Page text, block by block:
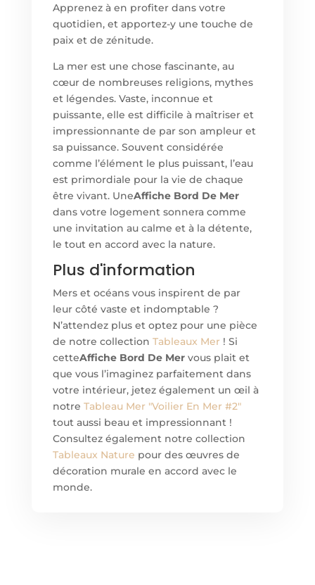
Apprenez à en profiter dans votre
quotidien, et apportez-y une touche de
paix et de zénitude.
La mer est une chose fascinante, au
cœur de nombreuses religions, mythes
et légendes. Vaste, inconnue et
puissante, elle est difficile à maîtriser et
impressionnante de par son ampleur et
sa puissance. Souvent considérée
comme l’élément le plus puissant, l’eau
est primordiale pour la vie de chaque
être vivant. UneAffiche Bord De Mer
dans votre logement sonnera comme
une invitation au calme et à la détente,
le tout en accord avec la nature.
Plus d'information
Mers et océans vous inspirent de par
leur côté vaste et indomptable ?
N’attendez plus et optez pour une pièce
de notre collection Tableaux Mer ! Si
cetteAffiche Bord De Mervous plait et
que vous l’imaginez parfaitement dans
votre intérieur, jetez également un œil à
notre Tableau Mer "Voilier En Mer #2"
tout aussi beau et impressionnant !
Consultez également notre collection
Tableaux Nature pour des œuvres de
décoration murale en accord avec le
monde.